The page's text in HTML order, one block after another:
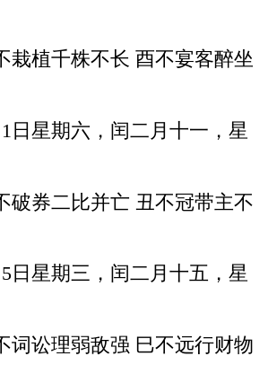
栽植千株不长 酉不宴客醉坐
日星期六，闰二月十一，星
破券二比并亡 丑不冠带主不
日星期三，闰二月十五，星
词讼理弱敌强 巳不远行财物